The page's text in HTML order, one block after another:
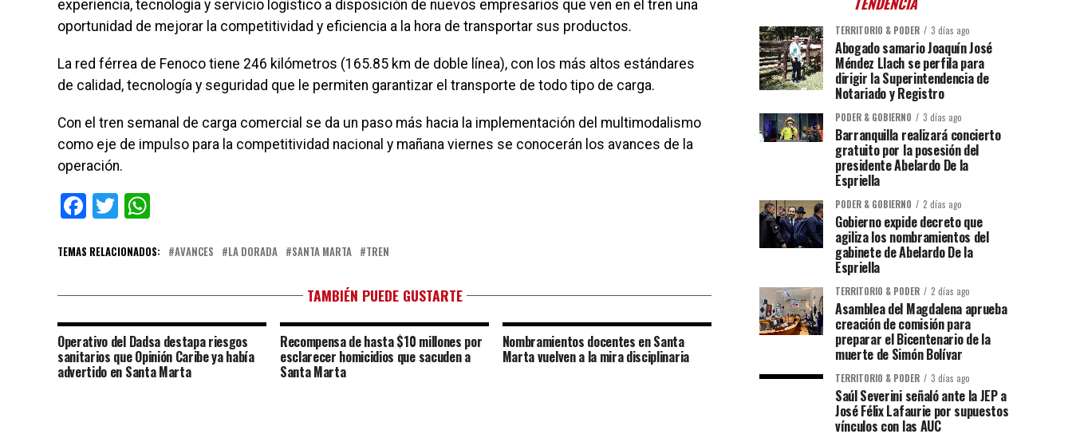
experiencia, tecnología y servicio logístico a disposición de nuevos empresarios que ven en el tren una
oportunidad de mejorar la competitividad y eficiencia a la hora de transportar sus productos.
La red férrea de Fenoco tiene 246 kilómetros (165.85 km de doble línea), con los más altos estándares
de calidad, tecnología y seguridad que le permiten garantizar el transporte de todo tipo de carga.
Con el tren semanal de carga comercial se da un paso más hacia la implementación del multimodalismo
como eje de impulso para la competitividad nacional y mañana viernes se conocerán los avances de la
operación.
Facebook
Twitter
TEMAS RELACIONADOS: AVANCES LA DORADA SANTA MARTA TREN
TAMBIÉN PUEDE GUSTARTE
Operativo del Dadsa destapa riesgos
sanitarios que Opinión Caribe ya había
advertido en Santa Marta
Recompensa de hasta $10 millones por
esclarecer homicidios que sacuden a
Santa Marta
Nombramientos docentes en Santa
Marta vuelven a la mira disciplinaria
TERRITORIO & PODER 3 días ago
Abogado samario Joaquín José
Méndez Llach se perfila para
dirigir la Superintendencia de
Notariado y Registro
PODER & GOBIERNO 3 días ago
Barranquilla realizará concierto
gratuito por la posesión del
presidente Abelardo De la
Espriella
PODER & GOBIERNO 2 días ago
Gobierno expide decreto que
agiliza los nombramientos del
gabinete de Abelardo De la
Espriella
TERRITORIO & PODER 2 días ago
Asamblea del Magdalena aprueba
creación de comisión para
preparar el Bicentenario de la
muerte de Simón Bolívar
TERRITORIO & PODER 3 días ago
Saúl Severini señaló ante la JEP a
José Félix Lafaurie por supuestos
vínculos con las AUC